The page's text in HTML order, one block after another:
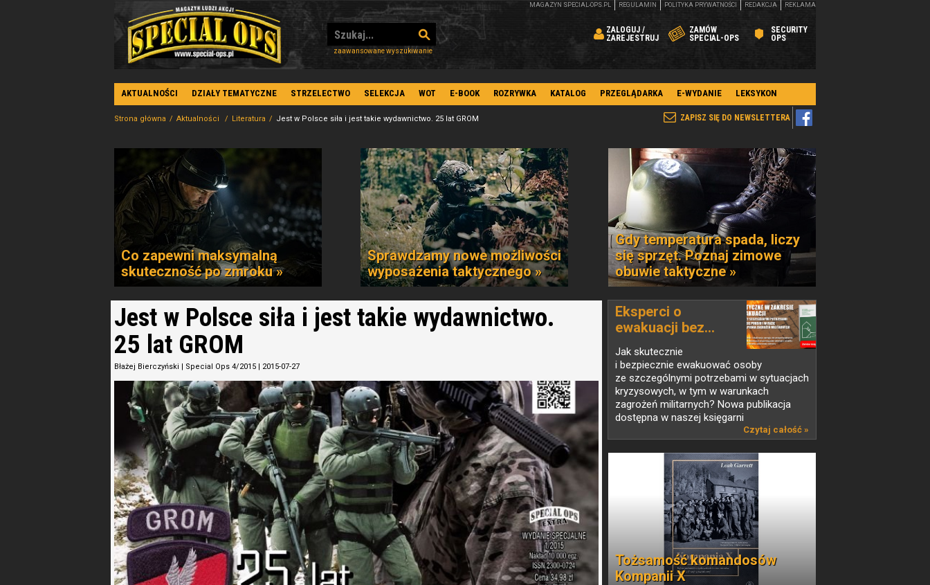
zaawansowane wyszukiwanie
ZALOGUJ /
ZAREJESTRUJ
ZAMÓW
SPECIAL-OPS
SECURITY
OPS
MAGAZYN SPECIAL-OPS.PL REGULAMIN POLITYKA PRYWATNOŚCI REDAKCJA REKLAMA
AKTUALNOŚCI DZIAŁY TEMATYCZNE STRZELECTWO SELEKCJA WOT E-BOOK ROZRYWKA KATALOG PRZEGLĄDARKA E-WYDANIE LEKSYKON
ZAPISZ SIĘ DO NEWSLETTERA
Strona główna Aktualności Literatura Jest w Polsce siła i jest takie wydawnictwo. 25 lat GROM
Co zapewni maksymalną
skuteczność po zmroku »
Sprawdzamy nowe możliwości
wyposażenia taktycznego »
Gdy temperatura spada, liczy
się sprzęt. Poznaj zimowe
obuwie taktyczne »
Jest w Polsce siła i jest takie wydawnictwo.
25 lat GROM
Błażej Bierczyński | Special Ops 4/2015 | 2015-07-27
Eksperci o
ewakuacji bez...
Jak skutecznie
i bezpiecznie ewakuować osoby
ze szczególnymi potrzebami w sytuacjach
kryzysowych, w tym w warunkach
zagrożeń militarnych? Nowa publikacja
dostępna w naszej księgarni
Czytaj całość »
Tożsamość komandosów
Kompanii X